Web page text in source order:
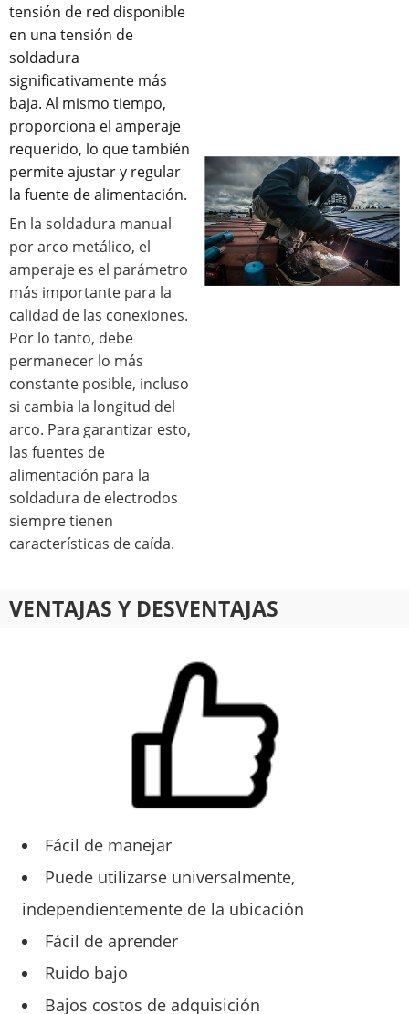
tensión de red disponible
en una tensión de
soldadura
significativamente más
baja. Al mismo tiempo,
proporciona el amperaje
requerido, lo que también
permite ajustar y regular
la fuente de alimentación.
En la soldadura manual
por arco metálico, el
amperaje es el parámetro
más importante para la
calidad de las conexiones.
Por lo tanto, debe
permanecer lo más
constante posible, incluso
si cambia la longitud del
arco. Para garantizar esto,
las fuentes de
alimentación para la
soldadura de electrodos
siempre tienen
características de caída.
VENTAJAS Y DESVENTAJAS
Fácil de manejar
Puede utilizarse universalmente,
independientemente de la ubicación
Fácil de aprender
Ruido bajo
Bajos costos de adquisición